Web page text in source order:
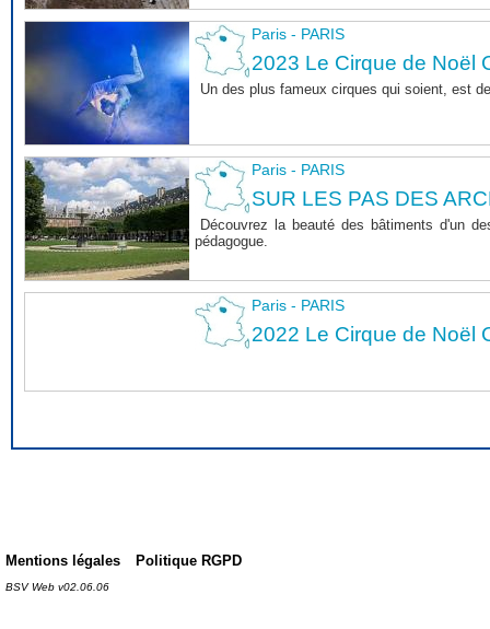
Paris - PARIS
2023 Le Cirque de Noël
Un des plus fameux cirques qui soient, est
Paris - PARIS
SUR LES PAS DES
Découvrez la beauté des bâtiments d'un
pédagogue.
Paris - PARIS
2022 Le Cirque de Noël
Mentions légales Politique RGPD
BSV Web v02.06.06